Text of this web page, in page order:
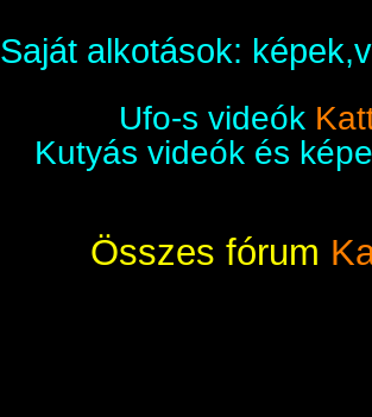
Saját alkotások:
Ufo-s videók
Kutyás videók és
Összes fórum